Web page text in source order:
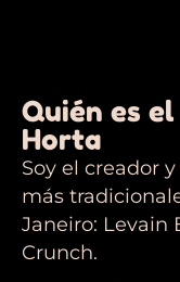
Quién es
Horta
Soy el creador
más
Janeiro: Levain
Crunch.